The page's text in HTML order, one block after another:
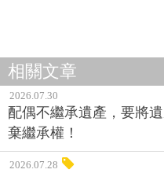
相關文章
2026.07.30
配偶不繼承遺產，要將
棄繼承權！
2026.07.28